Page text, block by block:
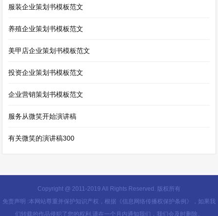
服装企业策划书模板范文
养殖企业策划书模板范文
美甲店企业策划书模板范文
投资企业策划书模板范文
企业营销策划书模板范文
服务从微笑开始演讲稿
有关微笑的演讲稿300
Copyright @ 2011-2019 All Rights Reserved. 版权所有
免责声明 :本网站尊重并保护知识产权，根据《信息网络传播权保护条例》，如果我
们转载的作品侵犯了您的权利,请在一个月内通知我们，我们会及时删除。